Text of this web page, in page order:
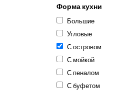
Форма кухни
Большие
Угловые
С островом
С мойкой
С пеналом
С буфетом